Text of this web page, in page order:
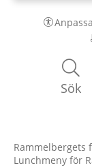
Anpassa
Sök
Rammelbergets
Lunchmeny för